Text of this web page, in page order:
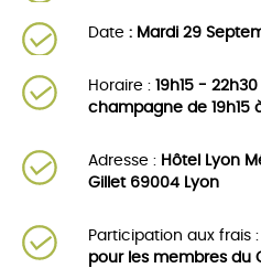
Date : Mardi 29
Horaire : 19h15 -
champagne de 19h15
Adresse : Hôtel Lyon
Gillet 69004 Lyon
Participation aux frais :
pour les membres du